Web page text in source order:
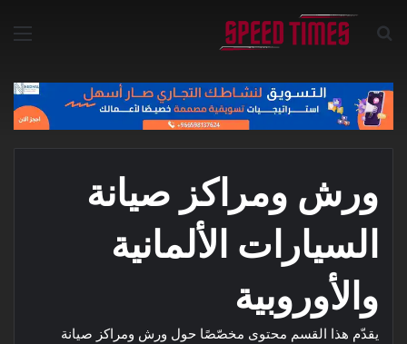
بحث عن
ورش ومراكز صيانة
السيارات الألمانية
والأوروبية
يقدّم هذا القسم محتوى مخصّصًا حول ورش ومراكز صيانة